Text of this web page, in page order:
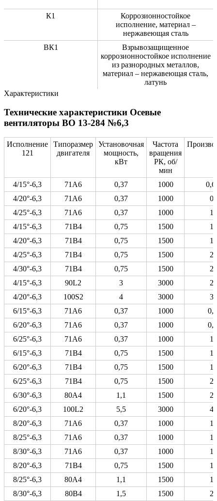
К1
Коррозионностойкое
исполнение, материал –
нержавеющая сталь
ВК1
Взрывозащищенное
коррозионностойкое исполнение
из разнородных металлов,
материал – нержавеющая сталь,
латунь
Характеристики
Технические характеристики Осевые
вентиляторы ВО 13-284 №6,3
Исполнение
121
Типоразмер
двигателя
Установочная
мощность,
кВт
Частота
вращения
РК, об/
мин
4/15°-6,3 71А6 0,37 1000
4/20°-6,3
71А6 0,37 1000
4/25°-6,3
71А6 0,37 1000
4/15°-6,3
71В4 0,75 1500
4/20°-6,3
71В4 0,75 1500
4/25°-6,3
71В4 0,75 1500
4/30°-6,3
71В4 0,75 1500
4/15°-6,3
90L2 3 3000
4/20°-6,3
100S2 4 3000
6/15°-6,3
71А6 0,37 1000
6/20°-6,3
71А6 0,37 1000
6/25°-6,3
71А6 0,37 1000
6/15°-6,3
71В4 0,75 1500
6/20°-6,3
71В4 0,75 1500
6/25°-6,3
71В4 0,75 1500
6/30°-6,3
80А4 1,1 1500
6/20°-6,3
100L2 5,5 3000
8/20°-6,3
71А6 0,37 1000
8/25°-6,3
71А6 0,37 1000
8/30°-6,3
71А6 0,37 1000
8/20°-6,3
71В4 0,75 1500
8/25°-6,3
80А4 1,1 1500
8/30°-6,3
80В4 1,5 1500